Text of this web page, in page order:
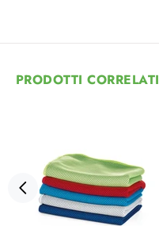
PRODOTTI CORRELATI